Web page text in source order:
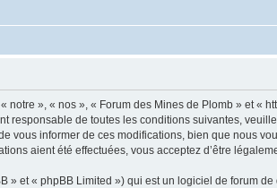
», « nos », « Forum des Mines de Plomb » et «
responsable de toutes les conditions suivantes,
vous informer de ces modifications, bien que nous
aient été effectuées, vous acceptez d’être
et « phpBB Limited ») qui est un logiciel de forum